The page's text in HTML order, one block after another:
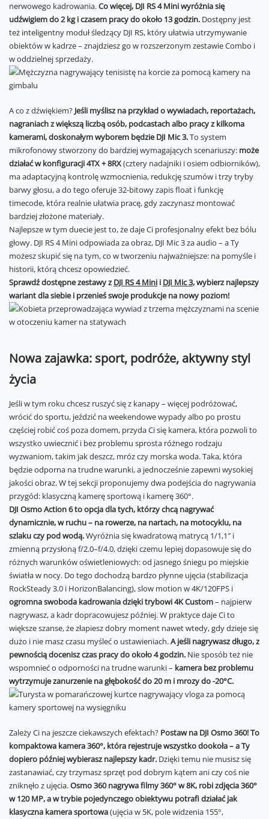
nerwowego kadrowania.Co więcej, DJI RS 4 Mini wyróżnia się
udźwigiem do 2 kg i czasem pracy do około 13 godzin. Dostępny jest
też inteligentny moduł śledzący DJI RS, który ułatwia utrzymywanie
obiektów w kadrze – znajdziesz go w rozszerzonym zestawie Combo i
w oddzielnej sprzedaży.
A co z dźwiękiem? Jeśli myślisz na przykład o wywiadach, reportażach,
nagraniach z większą liczbą osób, podcastach albo pracy z kilkoma
kamerami, doskonałym wyborem będzie DJI Mic 3.To system
mikrofonowy stworzony do bardziej wymagających scenariuszy: może
działać w konfiguracji 4TX + 8RX(cztery nadajniki i osiem odbiorników),
ma adaptacyjną kontrolę wzmocnienia, redukcję szumów i trzy tryby
barwy głosu, a do tego oferuje 32-bitowy zapis float i funkcję
timecode, która realnie ułatwia pracę, gdy zaczynasz montować
bardziej złożone materiały.
Najlepsze w tym duecie jest to, że daje Ci profesjonalny efekt bez bólu
głowy. DJI RS 4 Mini odpowiada za obraz, DJI Mic 3 za audio – a Ty
możesz skupić się na tym, co w tworzeniu najważniejsze: na pomyśle i
historii, którą chcesz opowiedzieć.
Sprawdź dostępne zestawy z DJI RS 4 Mini i DJI Mic 3, wybierz najlepszy
wariant dla siebie i przenieś swoje produkcje na nowy poziom!
Nowa zajawka: sport, podróże, aktywny styl
życia
Jeśli w tym roku chcesz ruszyć się z kanapy – więcej podróżować,
wrócić do sportu, jeździć na weekendowe wypady albo po prostu
częściej robić coś poza domem, przyda Ci się kamera, która pozwoli to
wszystko uwiecznić i bez problemu sprosta różnego rodzaju
wyzwaniom, takim jak deszcz, mróz czy morska woda. Taka, która
będzie odporna na trudne warunki, a jednocześnie zapewni wysokiej
jakości obraz. W tej sekcji proponujemy dwa podejścia do nagrywania
przygód: klasyczną kamerę sportową i kamerę 360°.
DJI Osmo Action 6 to opcja dla tych, którzy chcą nagrywać
dynamicznie, w ruchu – na rowerze, na nartach, na motocyklu, na
szlaku czy pod wodą.Wyróżnia się kwadratową matrycą 1/1,1″ i
zmienną przysłoną f/2.0–f/4.0, dzięki czemu lepiej dopasowuje się do
różnych warunków oświetleniowych: od jasnego śniegu po miejskie
światła w nocy. Do tego dochodzą bardzo płynne ujęcia (stabilizacja
RockSteady 3.0 i HorizonBalancing), slow motion w 4K/120FPS i
ogromna swoboda kadrowania dzięki trybowi 4K Custom– najpierw
nagrywasz, a kadr dopracowujesz później. W praktyce daje Ci to
większe szanse, że złapiesz dobry moment nawet wtedy, gdy dzieje się
dużo i nie masz czasu myśleć o ustawieniach.A jeśli nagrywasz długo, z
pewnością docenisz czas pracy do około 4 godzin. Nie sposób też nie
wspomnieć o odporności na trudne warunki – kamera bez problemu
wytrzymuje zanurzenie na głębokość do 20 m i mrozy do -20°C.
Zależy Ci na jeszcze ciekawszych efektach? Postaw na DJI Osmo 360! To
kompaktowa kamera 360°, która rejestruje wszystko dookoła – a Ty
dopiero później wybierasz najlepszy kadr. Dzięki temu nie musisz się
zastanawiać, czy trzymasz sprzęt pod dobrym kątem ani czy coś nie
zniknęło z ujęcia.Osmo 360 nagrywa filmy 360° w 8K, robi zdjęcia 360°
w 120 MP, a w trybie pojedynczego obiektywu potrafi działać jak
klasyczna kamera sportowa(ujęcia w 5K, pole widzenia 155°,